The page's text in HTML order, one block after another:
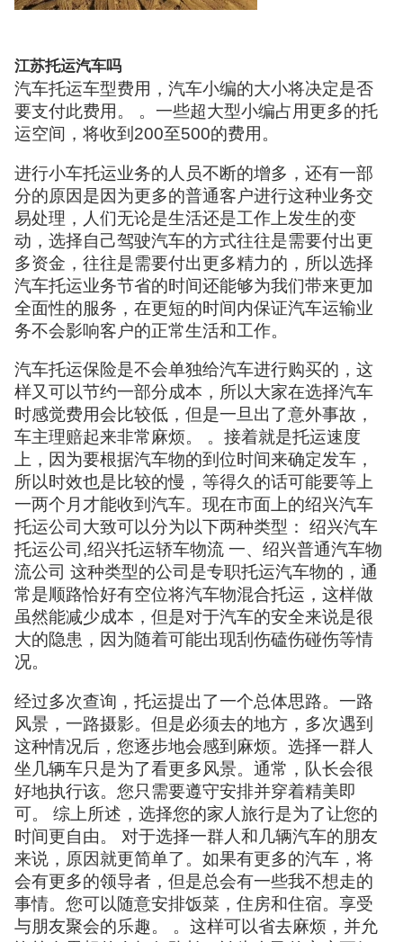
江苏托运汽车吗
汽车托运车型费用，汽车小编的大小将决定是否
要支付此费用。 。一些超大型小编占用更多的托
运空间，将收到200至500的费用。
进行小车托运业务的人员不断的增多，还有一部
分的原因是因为更多的普通客户进行这种业务交
易处理，人们无论是生活还是工作上发生的变
动，选择自己驾驶汽车的方式往往是需要付出更
多资金，往往是需要付出更多精力的，所以选择
汽车托运业务节省的时间还能够为我们带来更加
全面性的服务，在更短的时间内保证汽车运输业
务不会影响客户的正常生活和工作。
汽车托运保险是不会单独给汽车进行购买的，这
样又可以节约一部分成本，所以大家在选择汽车
时感觉费用会比较低，但是一旦出了意外事故，
车主理赔起来非常麻烦。 。接着就是托运速度
上，因为要根据汽车物的到位时间来确定发车，
所以时效也是比较的慢，等得久的话可能要等上
一两个月才能收到汽车。现在市面上的绍兴汽车
托运公司大致可以分为以下两种类型： 绍兴汽车
托运公司,绍兴托运轿车物流 一、绍兴普通汽车物
流公司 这种类型的公司是专职托运汽车物的，通
常是顺路恰好有空位将汽车物混合托运，这样做
虽然能减少成本，但是对于汽车的安全来说是很
大的隐患，因为随着可能出现刮伤磕伤碰伤等情
况。
经过多次查询，托运提出了一个总体思路。一路
风景，一路摄影。但是必须去的地方，多次遇到
这种情况后，您逐步地会感到麻烦。选择一群人
坐几辆车只是为了看更多风景。通常，队长会很
好地执行该。您只需要遵守安排并穿着精美即
可。 综上所述，选择您的家人旅行是为了让您的
时间更自由。 对于选择一群人和几辆汽车的朋友
来说，原因就更简单了。如果有更多的汽车，将
会有更多的领导者，但是总会有一些我不想走的
事情。您可以随意安排饭菜，住房和住宿。享受
与朋友聚会的乐趣。 。这样可以省去麻烦，并允